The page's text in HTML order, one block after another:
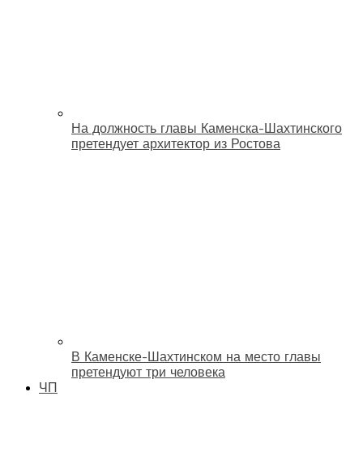
На должность главы Каменска-Шахтинского
претендует архитектор из Ростова
В Каменске-Шахтинском на место главы
претендуют три человека
ЧП